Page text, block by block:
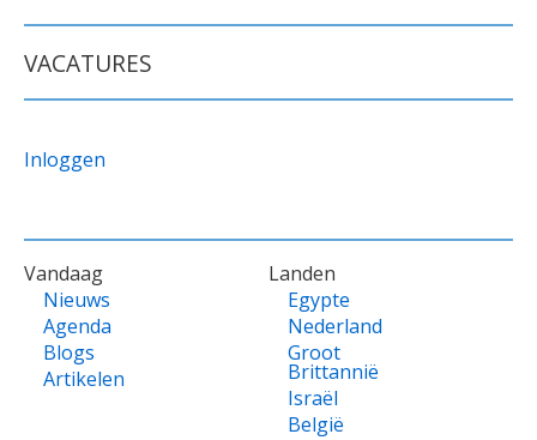
VACATURES
Inloggen
VOET
Vandaag
Nieuws
Agenda
Blogs
Artikelen
Landen
Egypte
Nederland
Groot
Brittannië
Israël
België